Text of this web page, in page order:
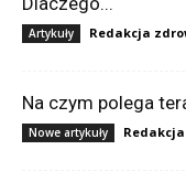
Artykuły Redakcja
Na czym polega
Nowe artykuły